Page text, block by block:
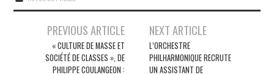
Navigation
articles
PREVIOUS ARTICLE
« CULTURE DE MASSE ET
SOCIÉTÉ DE CLASSES », DE
PHILIPPE COULANGEON :
NEXT ARTICLE
L’ORCHESTRE
PHILHARMONIQUE RECRUTE
UN ASSISTANT DE